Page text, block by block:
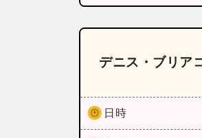
デニス・ブリア
日時